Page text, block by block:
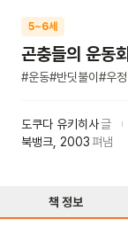
5~6세
곤충들의 운동회
#운동#반딧불이 #우정
도쿠다 유키히사글
북뱅크 2003펴냄
책 정보